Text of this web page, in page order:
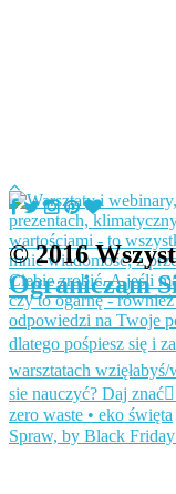
Spraw, by Black
© 2016
Ograniczam